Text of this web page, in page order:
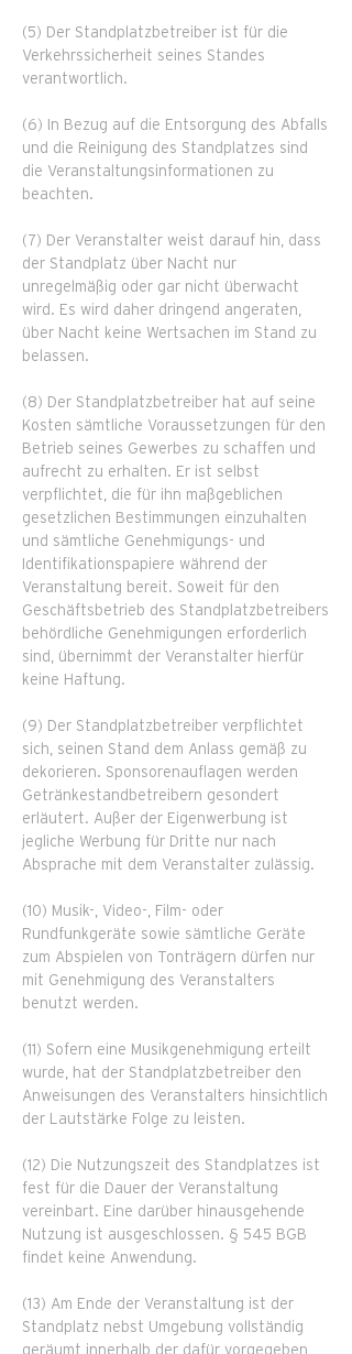
(5) Der Standplatzbetreiber ist für die
Verkehrssicherheit seines Standes
verantwortlich.
(6) In Bezug auf die Entsorgung des Abfalls
und die Reinigung des Standplatzes sind
die Veranstaltungsinformationen zu
beachten.
(7) Der Veranstalter weist darauf hin, dass
der Standplatz über Nacht nur
unregelmäßig oder gar nicht überwacht
wird. Es wird daher dringend angeraten,
über Nacht keine Wertsachen im Stand zu
belassen.
(8) Der Standplatzbetreiber hat auf seine
Kosten sämtliche Voraussetzungen für den
Betrieb seines Gewerbes zu schaffen und
aufrecht zu erhalten. Er ist selbst
verpflichtet, die für ihn maßgeblichen
gesetzlichen Bestimmungen einzuhalten
und sämtliche Genehmigungs- und
Identifikationspapiere während der
Veranstaltung bereit. Soweit für den
Geschäftsbetrieb des Standplatzbetreibers
behördliche Genehmigungen erforderlich
sind, übernimmt der Veranstalter hierfür
keine Haftung.
(9) Der Standplatzbetreiber verpflichtet
sich, seinen Stand dem Anlass gemäß zu
dekorieren. Sponsorenauflagen werden
Getränkestandbetreibern gesondert
erläutert. Außer der Eigenwerbung ist
jegliche Werbung für Dritte nur nach
Absprache mit dem Veranstalter zulässig.
(10) Musik-, Video-, Film- oder
Rundfunkgeräte sowie sämtliche Geräte
zum Abspielen von Tonträgern dürfen nur
mit Genehmigung des Veranstalters
benutzt werden.
(11) Sofern eine Musikgenehmigung erteilt
wurde, hat der Standplatzbetreiber den
Anweisungen des Veranstalters hinsichtlich
der Lautstärke Folge zu leisten.
(12) Die Nutzungszeit des Standplatzes ist
fest für die Dauer der Veranstaltung
vereinbart. Eine darüber hinausgehende
Nutzung ist ausgeschlossen. § 545 BGB
findet keine Anwendung.
(13) Am Ende der Veranstaltung ist der
Standplatz nebst Umgebung vollständig
geräumt innerhalb der dafür vorgegeben